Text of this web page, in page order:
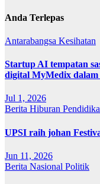
Anda Terlepas
Antarabangsa Kesihatan
Startup AI tempatan
digital MyMedix dalam
Jul 1, 2026
Berita Hiburan
UPSI raih johan
Jun 11, 2026
Berita Nasional Politik